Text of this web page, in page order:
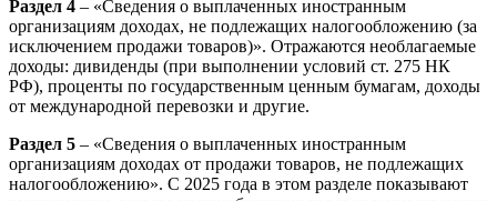
Раздел 4 – «Сведения о выплаченных иностранным
организациям доходах, не подлежащих налогообложению (за
исключением продажи товаров)». Отражаются необлагаемые
доходы: дивиденды (при выполнении условий ст. 275 НК
РФ), проценты по государственным ценным бумагам, доходы
от международной перевозки и другие.
Раздел 5 – «Сведения о выплаченных иностранным
организациям доходах от продажи товаров, не подлежащих
налогообложению». С 2025 года в этом разделе показывают